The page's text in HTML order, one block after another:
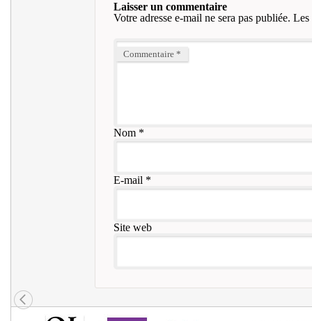
Laisser un commentaire
Votre adresse e-mail ne sera pas publiée. Les
Commentaire *
Nom*
E-mail *
Site web